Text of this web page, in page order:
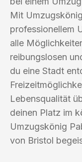
Mit
professionellem
alle
reibungslosen
du eine Stadt
Lebensqualität
deinen Platz im
Umzugskönig
von Bristol